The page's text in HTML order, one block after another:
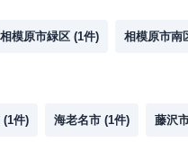
相模原市緑区 (1件) 相模原市南
(1件) 海老名市 (1件) 藤沢